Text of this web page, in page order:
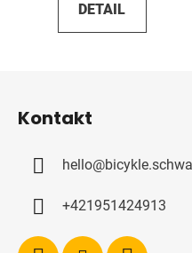
DETAIL
Kontakt
hello@
+421951424913